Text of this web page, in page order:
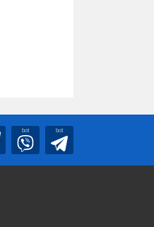
bot bot